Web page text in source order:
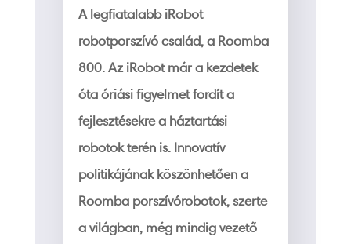
A legfiatalabb iRobot
robotporszívó család, a Roomba
800. Az iRobot már a kezdetek
óta óriási figyelmet fordít a
fejlesztésekre a háztartási
robotok terén is. Innovatív
politikájának köszönhetően a
Roomba porszívórobotok, szerte
a világban, még mindig vezető